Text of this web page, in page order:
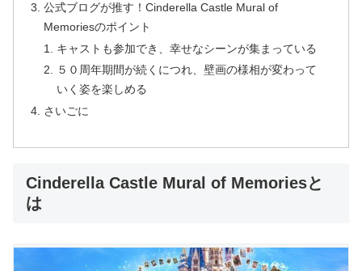
公式ブログが推す！Cinderella Castle Mural of
Memoriesのポイント
キャストも参加でき、幸せなシーンが集まっている
５０周年期間が続くにつれ、壁画の様相が変わって
いく姿を楽しめる
さいごに
Cinderella Castle Mural of Memoriesと
は